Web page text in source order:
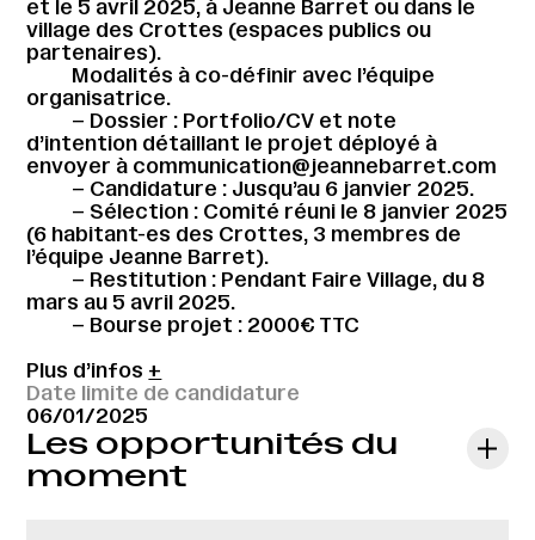
Date limite de candidature
06/01/2025
et le 5 avril 2025, à Jeanne Barret ou dans le
village des Crottes (espaces publics ou
partenaires).
Modalités à co-définir avec l’équipe
organisatrice.
– Dossier : Portfolio/CV et note
d’intention détaillant le projet déployé à
envoyer à communication@jeannebarret.com
– Candidature : Jusqu’au 6 janvier 2025.
– Sélection : Comité réuni le 8 janvier 2025
(6 habitant-es des Crottes, 3 membres de
l’équipe Jeanne Barret).
– Restitution : Pendant Faire Village, du 8
mars au 5 avril 2025.
– Bourse projet : 2000€ TTC
Plus d’infos +
Les opportunités du
moment